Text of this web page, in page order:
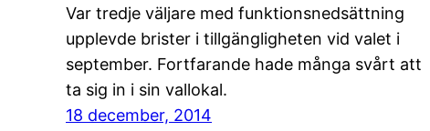
Var tredje väljare med funktionsnedsättning
upplevde brister i tillgängligheten vid valet i
september. Fortfarande hade många svårt att
ta sig in i sin vallokal.
18 december, 2014